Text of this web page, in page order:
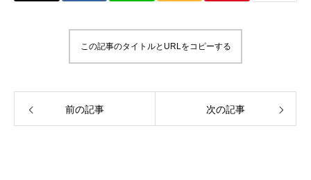
この記事のタイトルとURLをコピーする
前の記事 次の記事